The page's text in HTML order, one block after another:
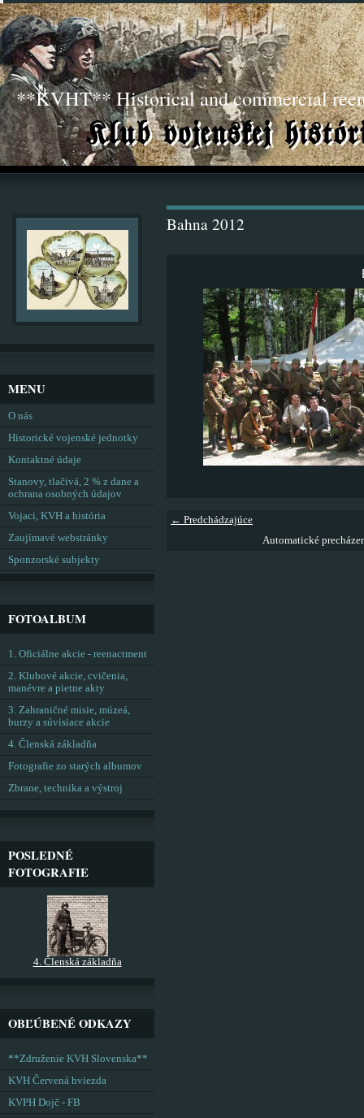
**KVHT** Historical and commercial
Bahna 2012
← Predchádzajúce
Automatické
MENU
O nás
Historické vojenské jednotky
Kontaktné údaje
Stanovy, tlačivá, 2 % z dane a
ochrana osobných údajov
Vojaci, KVH a história
Zaujímavé webstránky
Sponzorské subjekty
FOTOALBUM
1. Oficiálne akcie - reenactment
2. Klubové akcie, cvičenia,
manévre a pietne akty
3. Zahraničné misie, múzeá,
burzy a súvisiace akcie
4. Členská základňa
Fotografie zo starých albumov
Zbrane, technika a výstroj
POSLEDNÉ
FOTOGRAFIE
4. Členská základňa
OBĽÚBENÉ ODKAZY
**Združenie KVH Slovenska**
KVH Červená hviezda
KVPH Dojč - FB